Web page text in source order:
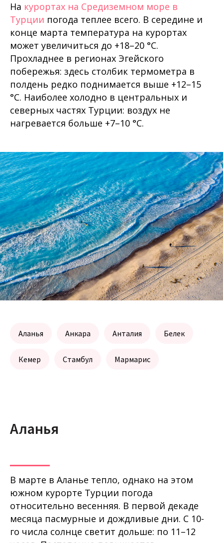
На курортах на Средиземном море в
Турции погода теплее всего. В середине и
конце марта температура на курортах
может увеличиться до +18–20 °C.
Прохладнее в регионах Эгейского
побережья: здесь столбик термометра в
полдень редко поднимается выше +12–15
°C. Наиболее холодно в центральных и
северных частях Турции: воздух не
нагревается больше +7–10 °C.
Аланья Анкара Анталия Белек
Кемер Стамбул Мармарис
Аланья
В марте в Аланье тепло, однако на этом
южном курорте Турции погода
относительно весенняя. В первой декаде
месяца пасмурные и дождливые дни. С 10-
го числа солнце светит дольше: по 11–12